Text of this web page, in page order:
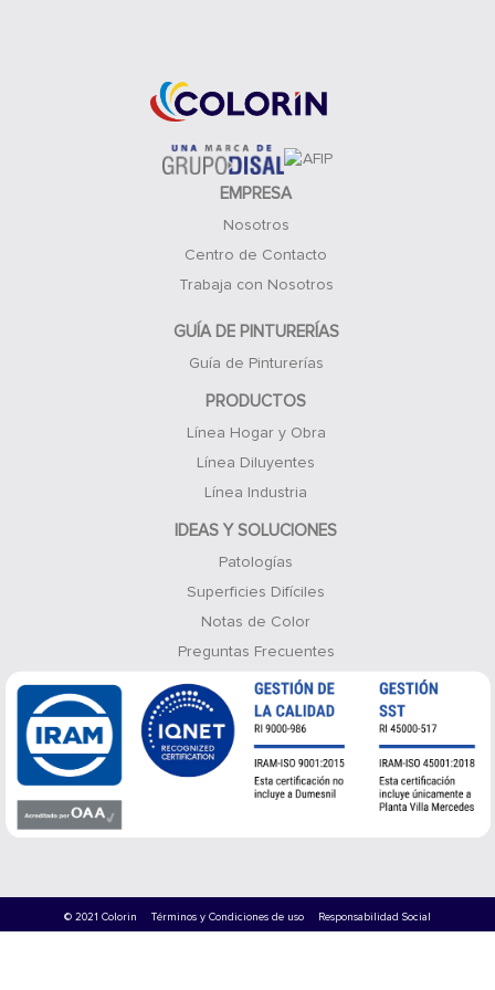
EMPRESA
Nosotros
Centro de Contacto
Trabaja con Nosotros
GUÍA DE PINTURERÍAS
Guía de Pinturerías
PRODUCTOS
Línea Hogar y Obra
Línea Diluyentes
Línea Industria
IDEAS Y SOLUCIONES
Patologías
Superficies Difíciles
Notas de Color
Preguntas Frecuentes
© 2021 Colorin Términos y Condiciones de uso Responsabilidad Social